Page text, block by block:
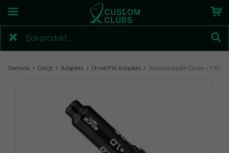
Startsida Övrigt Adapters Driver/FW Adapters Wilson Adapter (Driver + FW)